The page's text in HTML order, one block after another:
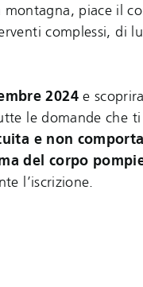
piace il
complessi, di
2024e
le domande che
e non
del corpo
l’iscrizione.